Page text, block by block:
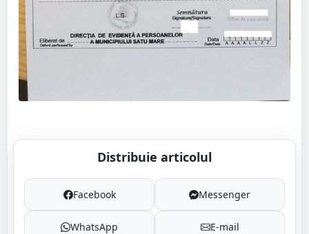
Distribuie articolul
Facebook Messenger
WhatsApp E-mail